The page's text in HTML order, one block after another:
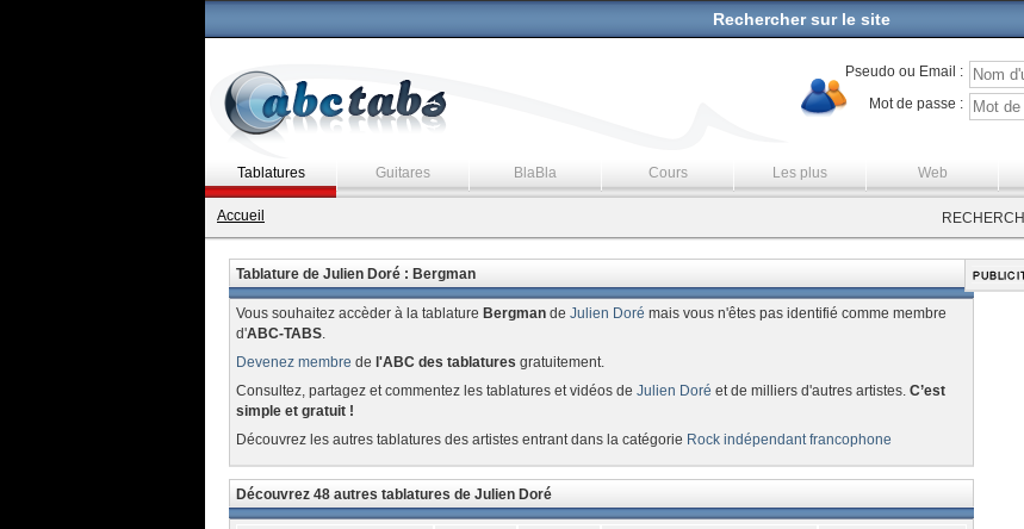
Rechercher sur le site
Pseudo ou Email :
Mot de passe :
Tablatures Guitares BlaBla Cours Les plus Web
Accueil
Tablature de Julien Doré : Bergman
Vous souhaitez accèder à la tablature Bergmande Julien Doré mais vous n'êtes pas identifié comme membre
d'ABC-TABS.
Devenez membre de l'ABC des tablatures gratuitement.
Consultez, partagez et commentez les tablatures et vidéos de Julien Doré et de milliers d'autres artistes. C’est
simple et gratuit !
Découvrez les autres tablatures des artistes entrant dans la catégorie Rock indépendant francophone
Découvrez 48 autres tablatures de Julien Doré